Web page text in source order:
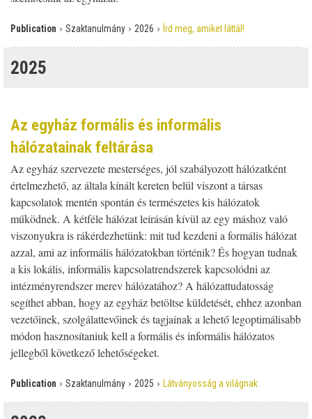
Publication › Szaktanulmány › 2026 › Írd meg, amiket láttál!
2025
Az egyház formális és informális
hálózatainak feltárása
Az egyház szervezete mesterséges, jól szabályozott hálózatként
értelmezhető, az általa kínált kereten belül viszont a társas
kapcsolatok mentén spontán és természetes kis hálózatok
működnek. A kétféle hálózat leírásán kívül az egy máshoz való
viszonyukra is rákérdezhetünk: mit tud kezdeni a formális hálózat
azzal, ami az informális hálózatokban történik? És hogyan tudnak
a kis lokális, informális kapcsolatrendszerek kapcsolódni az
intézményrendszer merev hálózatához? A hálózattudatosság
segíthet abban, hogy az egyház betöltse küldetését, ehhez azonban
vezetőinek, szolgálattevőinek és tagjainak a lehető legoptimálisabb
módon hasznosítaniuk kell a formális és informális hálózatos
jellegből következő lehetőségeket.
Publication › Szaktanulmány › 2025 › Látványosság a világnak